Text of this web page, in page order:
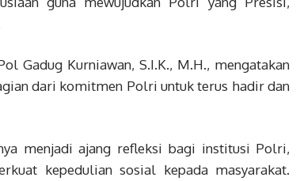
Gadug Kurniawan, S.I.K., M.H., mengatakan
dari komitmen Polri untuk terus hadir dan
menjadi ajang refleksi bagi institusi Polri,
kepedulian sosial kepada masyarakat.